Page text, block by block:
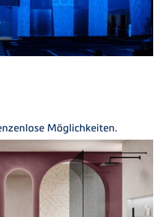
Möglichkeiten.